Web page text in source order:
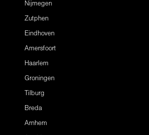
Nijmegen
Zutphen
Eindhoven
Amersfoort
Haarlem
Groningen
Tilburg
Breda
Arnhem